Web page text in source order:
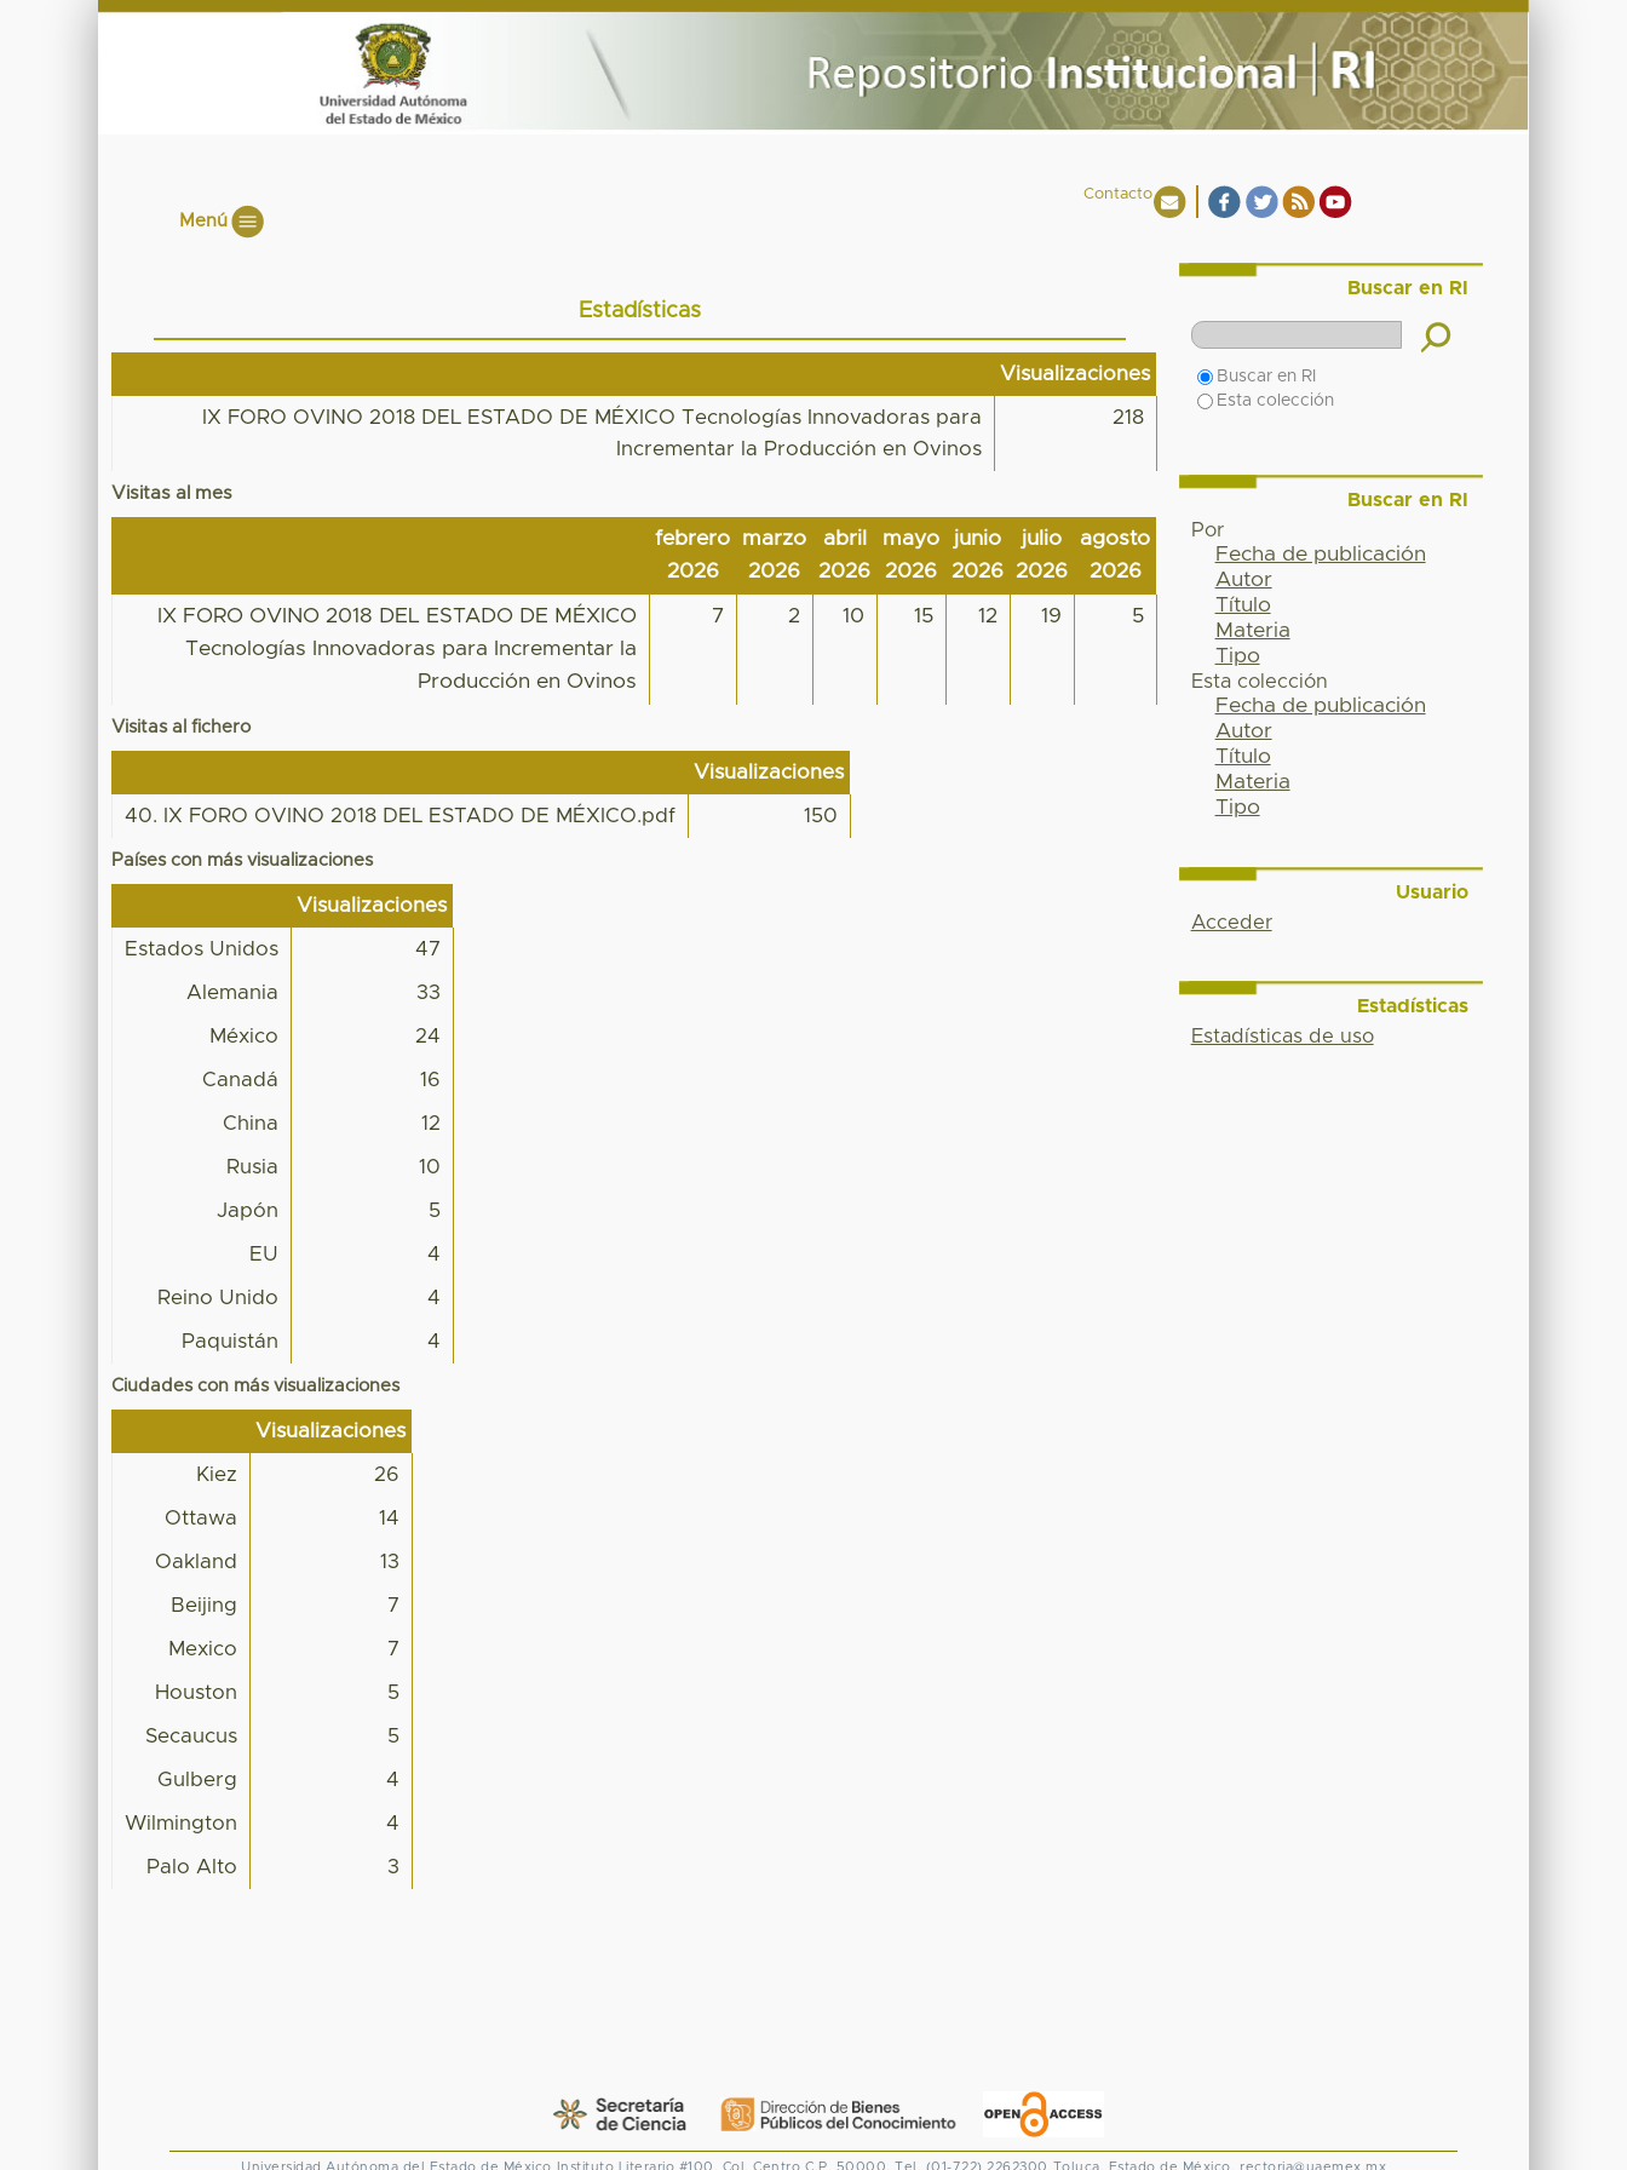
Contacto
Menú
Estadísticas
Visualizaciones
IX FORO OVINO 2018 DEL ESTADO DE MÉXICO Tecnologías Innovadoras para
Incrementar la Producción en Ovinos
218
Visitas al mes
febrero
2026
marzo
2026
abril
2026
mayo
2026
junio
2026
julio
2026
agosto
2026
IX FORO OVINO 2018 DEL ESTADO DE MÉXICO
Tecnologías Innovadoras para Incrementar la
Producción en Ovinos
7 2 10 15 12 19 5
Visitas al fichero
Visualizaciones
40. IX FORO OVINO 2018 DEL ESTADO DE MÉXICO.pdf 150
Países con más visualizaciones
Visualizaciones
Estados Unidos 47
Alemania 33
México 24
Canadá 16
China 12
Rusia 10
Japón 5
EU 4
Reino Unido 4
Paquistán 4
Ciudades con más visualizaciones
Visualizaciones
Kiez 26
Ottawa 14
Oakland 13
Beijing 7
Mexico 7
Houston 5
Secaucus 5
Gulberg 4
Wilmington 4
Palo Alto 3
Buscar en RI
Buscar en RI
Esta colección
Buscar en RI
Por
Fecha de publicación
Autor
Título
Materia
Tipo
Esta colección
Fecha de publicación
Autor
Título
Materia
Tipo
Usuario
Acceder
Estadísticas
Estadísticas de uso
Universidad Autónoma del Estado de México Instituto Literario #100. Col. Centro C.P. 50000. Tel. (01-722) 2262300 Toluca, Estado de México. rectoria@uaemex.mx